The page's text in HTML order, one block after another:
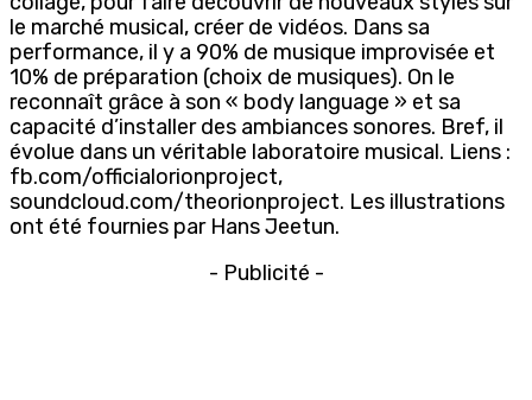
le marché musical, créer de vidéos. Dans sa
performance, il y a 90% de musique improvisée et
10% de préparation (choix de musiques). On le
reconnaît grâce à son « body language » et sa
capacité d’installer des ambiances sonores. Bref, il
évolue dans un véritable laboratoire musical. Liens :
fb.com/officialorionproject,
soundcloud.com/theorionproject. Les illustrations
ont été fournies par Hans Jeetun.
- Publicité -